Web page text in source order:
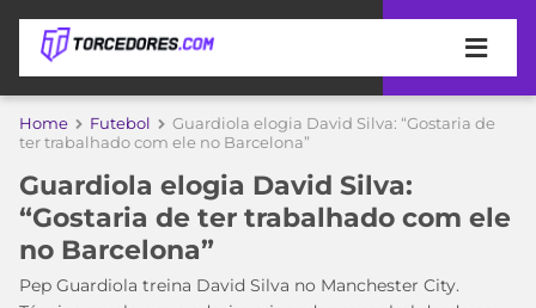
APOSTAS
DE
APOSTA
MELHORES
COPA
DO
MUNDO
Home Futebol
Guardiola elogia David Silva: “Gostaria de
ter trabalhado com ele no Barcelona”
Guardiola elogia David Silva:
“Gostaria de ter trabalhado com ele
no Barcelona”
Pep Guardiola treina David Silva no Manchester City.
Acesse o perfil do autor
no Twitter